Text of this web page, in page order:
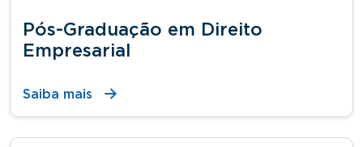
Pós-Graduação em Direito
Empresarial
Saiba mais